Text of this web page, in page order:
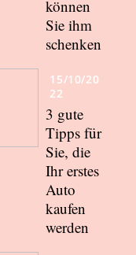
können
Sie ihm
schenken
15/10/20
22
3 gute
Tipps für
Sie, die
Ihr erstes
Auto
kaufen
werden